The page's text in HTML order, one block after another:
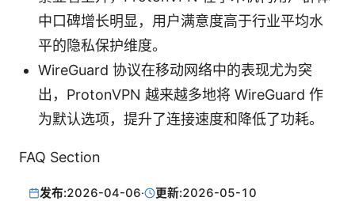
中口碑增长明显，用户满意度高于行业平均水
平的隐私保护维度。
WireGuard 协议在移动网络中的表现尤为突
出，ProtonVPN 越来越多地将 WireGuard 作
为默认选项，提升了连接速度和降低了功耗。
FAQ Section
发布:2026-04-06· 更新:2026-05-10